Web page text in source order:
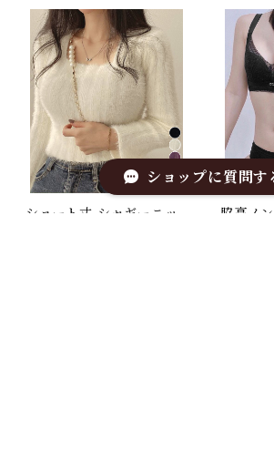
ショート丈 シャギーニッ
脇高ノ
ショップに質問す